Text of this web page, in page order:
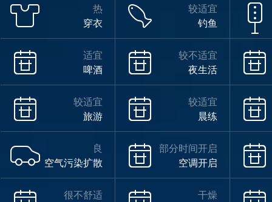
23°
小雨
08/15
热
穿衣
较适宜
钓鱼
适宜
啤酒
较不适宜
夜生活
较适宜
旅游
较适宜
晨练
良
空气污染扩散
部分时间开启
空调开启
很不舒适
干燥